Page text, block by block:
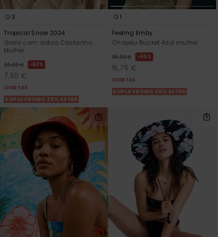
3
Tropical Snow 2024
Gorro com dobra Castanho
Mulher
20,00 € 63%
7,50 €
OFERTAS
DUPLA PROMO 25% EXTRA
1
Feeling Emby
Chapéu Bucket Azul mulher
35,00 € 55%
15,75 €
OFERTAS
DUPLA PROMO 25% EXTRA